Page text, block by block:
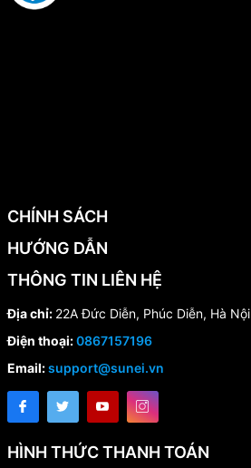
CHÍNH SÁCH
HƯỚNG DẪN
THÔNG TIN LIÊN HỆ
Địa chỉ: 22A Đức Diễn, Phúc Diễn, Hà Nội
Điện thoại:0867157196
Email:support@sunei.vn
HÌNH THỨC THANH TOÁN